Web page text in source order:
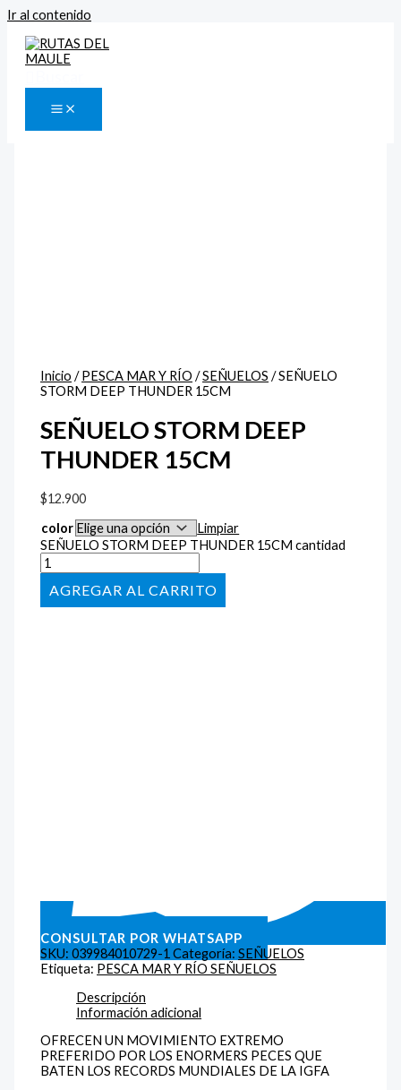
Ir al contenido
Inicio /PESCA MAR Y RÍO /SEÑUELOS / SEÑUELO
STORM DEEP THUNDER 15CM
SEÑUELO STORM DEEP
THUNDER 15CM
$12.900
color
Limpiar
SEÑUELO STORM DEEP THUNDER 15CM cantidad
AÑADIR AL CARRITO
CONSULTAR POR WHATSAPP
SKU:039984010729-1 Categoría:SEÑUELOS
Etiqueta: PESCA MAR Y RÍO SEÑUELOS
Descripción
Información adicional
OFRECEN UN MOVIMIENTO EXTREMO
PREFERIDO POR LOS ENORMERS PECES QUE
BATEN LOS RECORDS MUNDIALES DE LA IGFA